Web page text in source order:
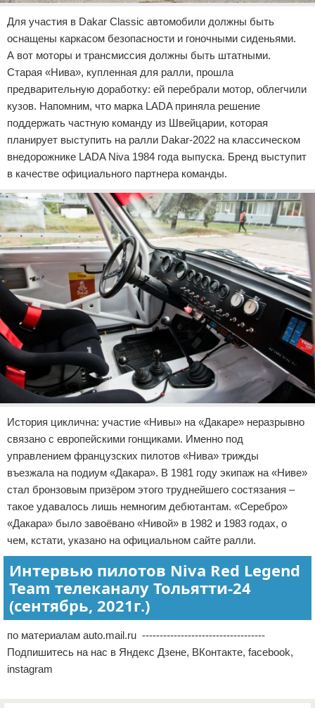
Для участия в Dakar Classic автомобили должны быть
оснащены каркасом безопасности и гоночными сиденьями.
А вот моторы и трансмиссия должны быть штатными.
Старая «Нива», купленная для ралли, прошла
предварительную доработку: ей перебрали мотор, облегчили
кузов. Напомним, что марка LADA приняла решение
поддержать частную команду из Швейцарии, которая
планирует выступить на ралли Dakar-2022 на классическом
внедорожнике LADA Niva 1984 года выпуска. Бренд выступит
в качестве официального партнера команды.
История циклична: участие «Нивы» на «Дакаре» неразрывно
связано с европейскими гонщиками. Именно под
управлением французских пилотов «Нива» трижды
въезжала на подиум «Дакара». В 1981 году экипаж на «Ниве»
стал бронзовым призёром этого труднейшего состязания –
такое удавалось лишь немногим дебютантам. «Серебро»
«Дакара» было завоёвано «Нивой» в 1982 и 1983 годах, о
чем, кстати, указано на официальном сайте ралли.
Интервью пилотов Niva Red Legend
Team телеканалу Тольятти-24
(сентябрь, 2021г.)
по материалам auto.mail.ru -----------------------------------
Подпишитесь на нас в Яндекс Дзене, ВКонтакте, facebook,
instagram